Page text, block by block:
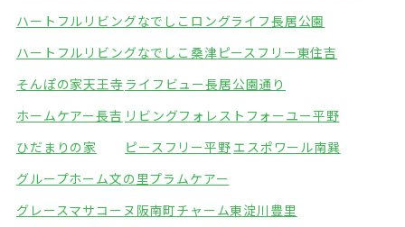
ハートフルリビングなでしこ ロングライフ長居公園
ハートフルリビングなでしこ桑津ピースフリー東住吉
そんぽの家天王寺ライフビュー長居公園通り
ホームケアー長吉 リビングフォレスト フォーユー平野
ひだまりの家
ピースフリー平野エスポワール南巽
グループホーム文の里プラムケアー
グレースマサコーヌ阪南町チャーム東淀川豊里